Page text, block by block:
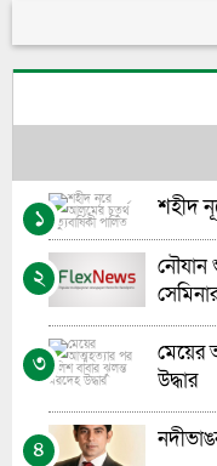
ভোলা
পরীক্ষা
৭
জুলাই
তারাই
৮
প্রধান
মো:
৯ ভোলায়
১০
ভোলায়
কম্বল
১ শহীদ
২
নৌযান
৩
মেয়ের
উদ্ধার
৪